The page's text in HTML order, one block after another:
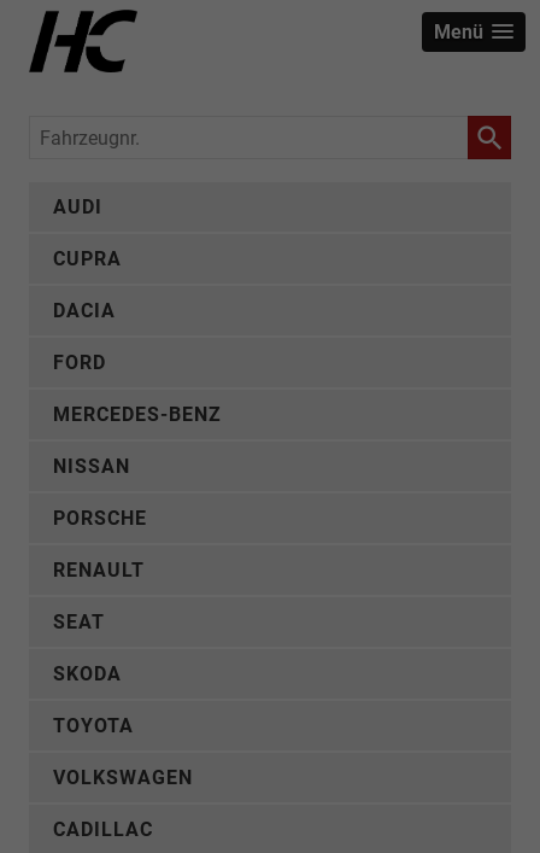
Menü
Fahrzeugnr.
AUDI
CUPRA
DACIA
FORD
MERCEDES-BENZ
NISSAN
PORSCHE
RENAULT
SEAT
SKODA
TOYOTA
VOLKSWAGEN
CADILLAC